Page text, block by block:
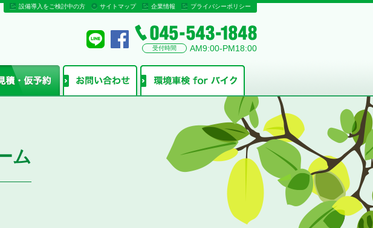
設備導入をご検討中の方 サイトマップ 企業情報 プライバシーポリシー
受付時間 AM9:00-PM18:00
ム